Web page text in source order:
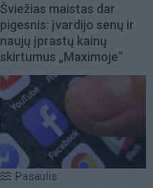
Šviežias maistas dar
pigesnis: įvardijo senų ir
naujų įprastų kainų
skirtumus „Maximoje“
Pasaulis